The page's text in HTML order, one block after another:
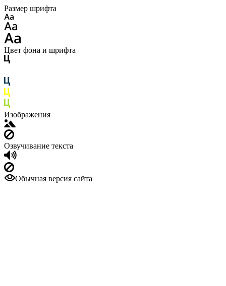
Размер шрифта
Цвет фона и шрифта
Изображения
Озвучивание текста
Обычная версия сайта